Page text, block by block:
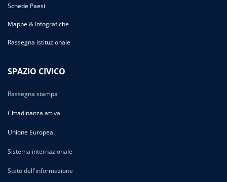
Schede Paesi
Mappe & Infografiche
Rassegna istituzionale
SPAZIO CIVICO
Rassegna stampa
Cittadinanza attiva
Unione Europea
Sistema internazionale
Stato dell'informazione